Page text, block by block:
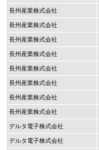
長州産業株式会社
長州産業株式会社
長州産業株式会社
長州産業株式会社
長州産業株式会社
長州産業株式会社
長州産業株式会社
長州産業株式会社
デルタ電子株式会社
デルタ電子株式会社